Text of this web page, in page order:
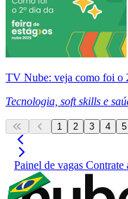
TV Nube: veja como foi o
Tecnologia, soft skills e
1 2 3 4 5
Painel de vagas Contrate